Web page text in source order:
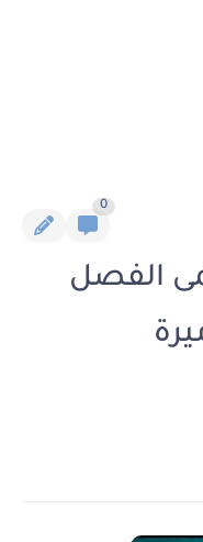
0
الفصل
اميرة